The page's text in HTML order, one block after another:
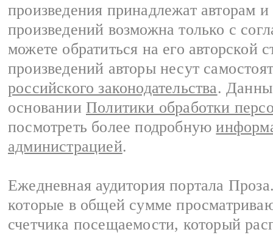
произведения принадлежат авторам
произведений возможна только с
можете обратиться на его авторской
произведений авторы несут
российского законодательства.
основании Политики обработки
посмотреть более подробную
администрацией.
Ежедневная аудитория портала
которые в общей сумме
счетчика посещаемости, который